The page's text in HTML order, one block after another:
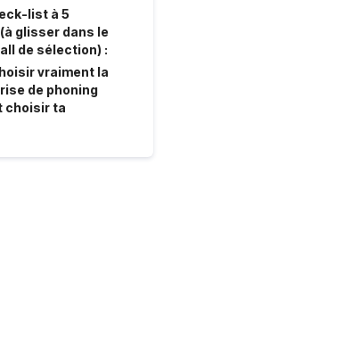
list à 5
glisser dans le
de sélection) :
vraiment la
de phoning
choisir ta